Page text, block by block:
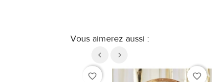
Vous aimerez aussi :
favorite_border favorite_border